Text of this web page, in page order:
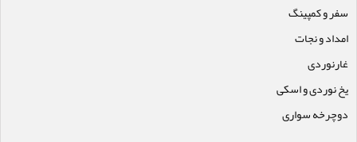
سفر و کمپینگ
امداد و نجات
غارنوردی
یخ نوردی و اسکی
دوچرخه سواری